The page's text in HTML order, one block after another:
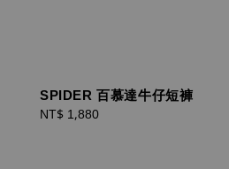
SPIDER 百慕達牛仔短褲
Regular
NT$ 1,880